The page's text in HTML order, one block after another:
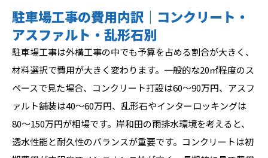
駐車場工事の費用内訳｜コンクリート・
アスファルト・乱形石別
駐車場工事は外構工事の中でも予算を占める割合が大きく、
材料選択で費用が大きく変わります。一般的な20㎡程度のス
ペースで見た場合、コンクリート打設は60〜90万円、アスフ
ァルト舗装は40〜60万円、乱形石やインターロッキングは
80〜150万円が相場です。岸和田の雨排水環境を考えると、
透水性能と耐久性のバランスが重要です。コンクリートは初